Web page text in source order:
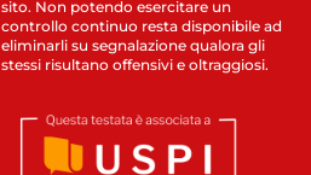
sito. Non potendo esercitare un
controllo continuo resta disponibile ad
eliminarli su segnalazione qualora gli
stessi risultano offensivi e oltraggiosi.